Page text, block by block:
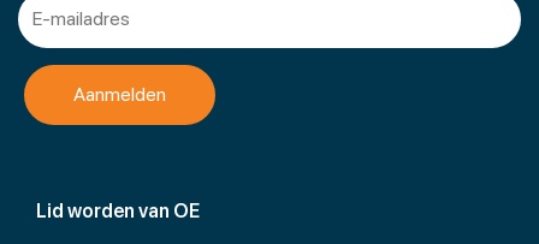
Lid worden van OE